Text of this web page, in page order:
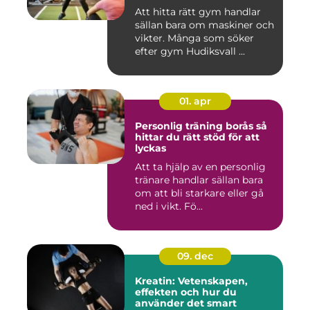
Att hitta rätt gym handlar
sällan bara om maskiner och
vikter. Många som söker
efter gym Hudiksvall ...
01. apr
Personlig träning borås så
hittar du rätt stöd för att
lyckas
Att ta hjälp av en personlig
tränare handlar sällan bara
om att bli starkare eller gå
ned i vikt. Fö...
09. dec
Kreatin: Vetenskapen,
effekten och hur du
använder det smart